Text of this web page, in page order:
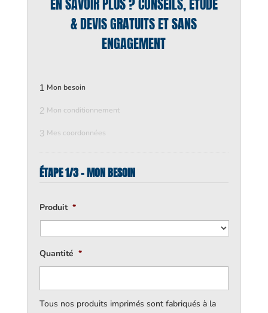
EN SAVOIR PLUS ? CONSEILS, ÉTUDE
& DEVIS GRATUITS ET SANS
ENGAGEMENT
1 Mon besoin
2 Mon conditionnement
3 Mes coordonnées
ÉTAPE 1/3 - MON BESOIN
Produit *
Quantité *
Tous nos produits imprimés sont fabriqués à la